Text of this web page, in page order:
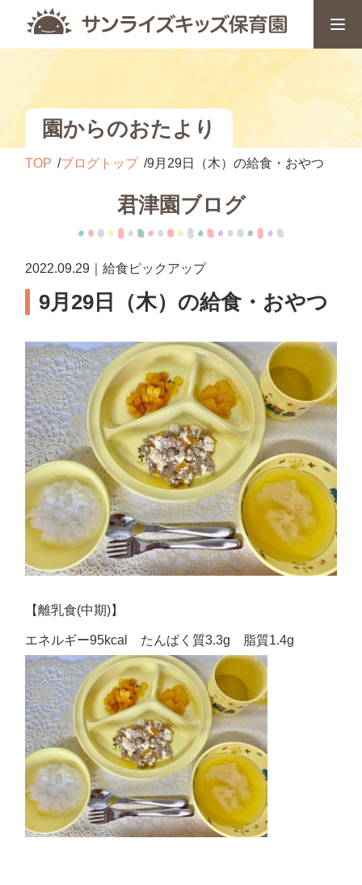
園からのおたより
TOP ブログトップ 9月29日（木）の給食・おやつ
君津園ブログ
2022.09.29｜給食ピックアップ
9月29日（木）の給食・おやつ
【離乳食(中期)】
エネルギー95kcal たんぱく質3.3g 脂質1.4g